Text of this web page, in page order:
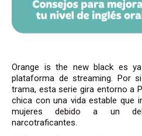
Orange is the new black es
plataforma de streaming. Por
trama, esta serie gira entorno a
chica con una vida estable que
mujeres debido a un
narcotraficantes.